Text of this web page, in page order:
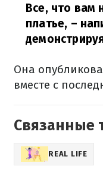
Все, что вам
платье, –
Она
вместе с
Связанные
REAL LIFE